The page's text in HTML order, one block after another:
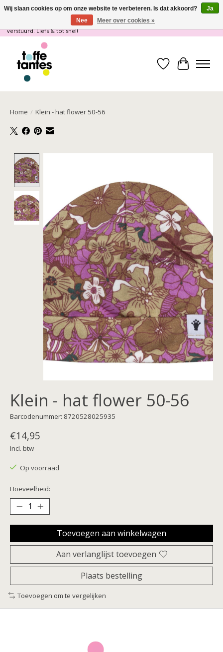
Wij gaan op vakantie! vanaf 4 juli t/m 21 juli worden er geen pakketjes
verstuurd. Liefs & tot snel!
Verlanglijst
Home / Klein - hat flower 50-56
Klein - hat flower 50-56
Barcodenummer: 8720528025935
€14,95
Incl. btw
Op voorraad
Hoeveelheid:
Toevoegen aan winkelwagen
Aan verlanglijst toevoegen
Plaats bestelling
Toevoegen om te vergelijken
Wij slaan cookies op om onze website te verbeteren. Is dat akkoord?
Ja
Nee
Meer over cookies »